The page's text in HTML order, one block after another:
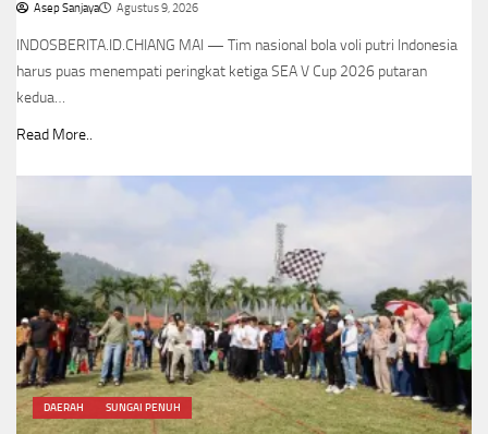
Asep Sanjaya Agustus 9, 2026
INDOSBERITA.ID.CHIANG MAI — Tim nasional bola voli putri Indonesia
harus puas menempati peringkat ketiga SEA V Cup 2026 putaran
kedua…
Read More..
DAERAH SUNGAI PENUH